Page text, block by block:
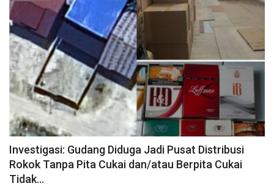
Investigasi: Gudang Diduga Jadi Pusat Distribusi
Rokok Tanpa Pita Cukai dan/atau Berpita Cukai
Tidak...